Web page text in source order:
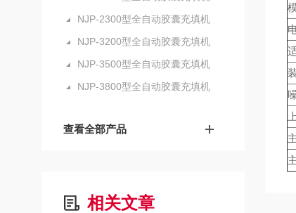
NJP-2300型全自动胶囊充填机
NJP-3200型全自动胶囊充填机
NJP-3500型全自动胶囊充填机
NJP-3800型全自动胶囊充填机
查看全部产品
相关文章